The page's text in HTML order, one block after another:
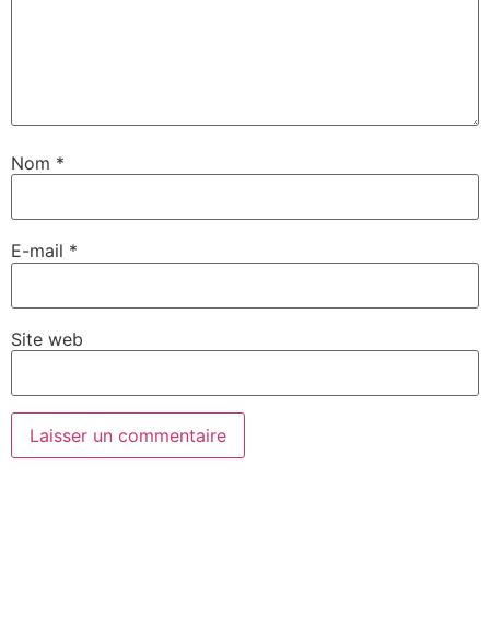
Nom *
E-mail *
Site web